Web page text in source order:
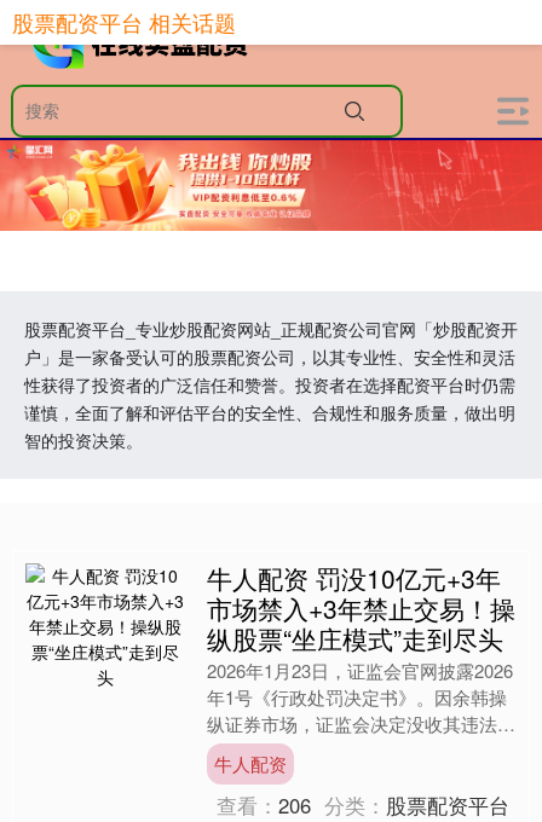
股票配资平台_专业炒股配资网站_正规配资公司官网「炒股配资开
户」是一家备受认可的股票配资公司，以其专业性、安全性和灵活
性获得了投资者的广泛信任和赞誉。投资者在选择配资平台时仍需
谨慎，全面了解和评估平台的安全性、合规性和服务质量，做出明
智的投资决策。
股票配资平台 相关话题
牛人配资 罚没10亿元+3年
市场禁入+3年禁止交易！操
纵股票“坐庄模式”走到尽头
2026年1月23日，证监会官网披露2026
年1号《行政处罚决定书》。因余韩操
纵证券市场，证监会决定没收其违法所
得5.11亿元牛人配资，并处以5.11亿元
的罚款....
牛人配资
查看：206 分类： 股票配资平台